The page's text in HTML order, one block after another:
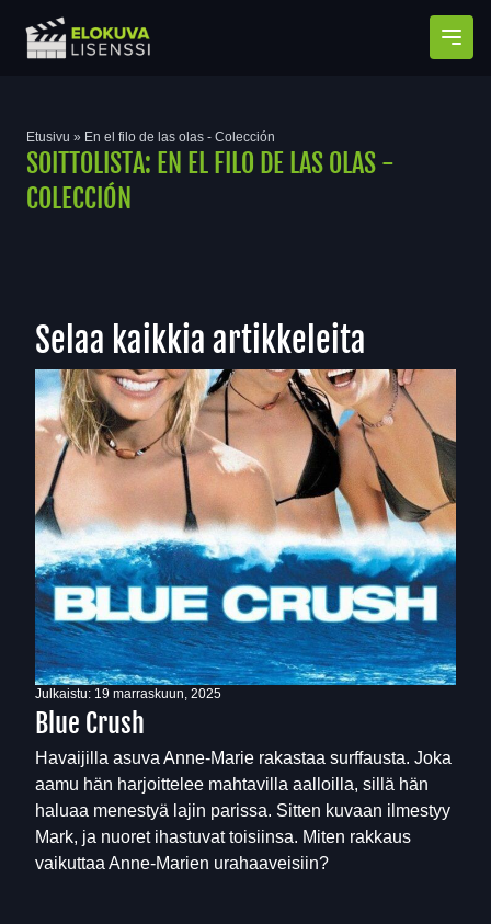
Etusivu » En el filo de las olas - Colección
SOITTOLISTA: EN EL FILO DE LAS OLAS -
COLECCIÓN
Selaa kaikkia artikkeleita
Julkaistu: 19 marraskuun, 2025
Blue Crush
Havaijilla asuva Anne-Marie rakastaa surffausta. Joka
aamu hän harjoittelee mahtavilla aalloilla, sillä hän
haluaa menestyä lajin parissa. Sitten kuvaan ilmestyy
Mark, ja nuoret ihastuvat toisiinsa. Miten rakkaus
vaikuttaa Anne-Marien urahaaveisiin?